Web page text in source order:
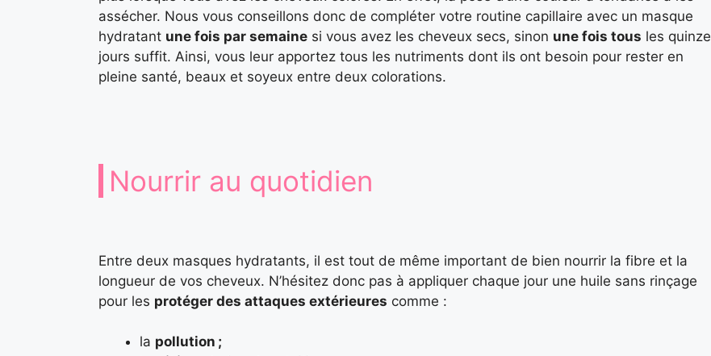
assécher. Nous vous conseillons donc de compléter votre routine capillaire avec un masque
hydratant une fois par semaine si vous avez les cheveux secs, sinon une fois tous les quinze
jours suffit. Ainsi, vous leur apportez tous les nutriments dont ils ont besoin pour rester en
pleine santé, beaux et soyeux entre deux colorations.
Nourrir au quotidien
Entre deux masques hydratants, il est tout de même important de bien nourrir la fibre et la
longueur de vos cheveux. N’hésitez donc pas à appliquer chaque jour une huile sans rinçage
pour les protéger des attaques extérieures comme :
la pollution ;